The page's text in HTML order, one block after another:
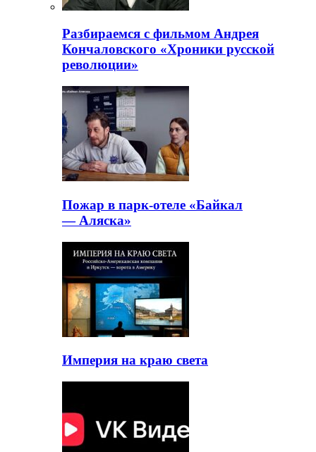
Разбираемся с фильмом Андрея
Кончаловского «Хроники русской
революции»
Пожар в парк-отеле «Байкал
— Аляска»
Империя на краю света